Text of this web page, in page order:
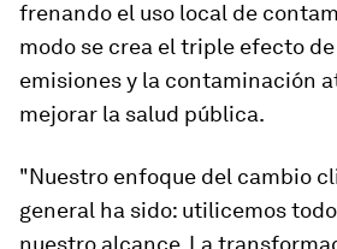
frenando el uso local de
modo se crea el triple efecto
emisiones y la contaminación
mejorar la salud pública.
"Nuestro enfoque del cambio
general ha sido: utilicemos
nuestro alcance. La